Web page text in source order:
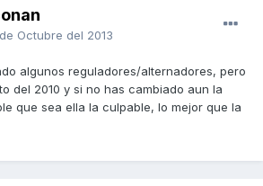
Octubre del 2013
algunos reguladores/alternadores, pero
del 2010 y si no has cambiado aun la
que sea ella la culpable, lo mejor que la